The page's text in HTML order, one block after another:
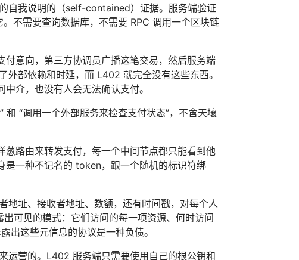
自我说明的（self-contained）证据。服务端验证
。不需要查询数据库，不需要 RPC 调用一个区块链
意向，第三方协调员广播这笔交易，然后服务端
部依赖和时延，而 L402 就完全没有这些东西。
介，也没有人会无法确认支付。
“调用一个外部服务来检查支付状态”，不啻天壤
路由来转发支付，每一个中间节点都只能看到他
是一种不记名的 token，跟一个随机的标识符绑
地址、接收者地址、数额，还有时间戳，对每个人
可见的模式：它们访问的每一项资源、何时访问
出这些元信息的协议是一种负债。
运营的。L402 服务端只需要使用自己的根公钥和